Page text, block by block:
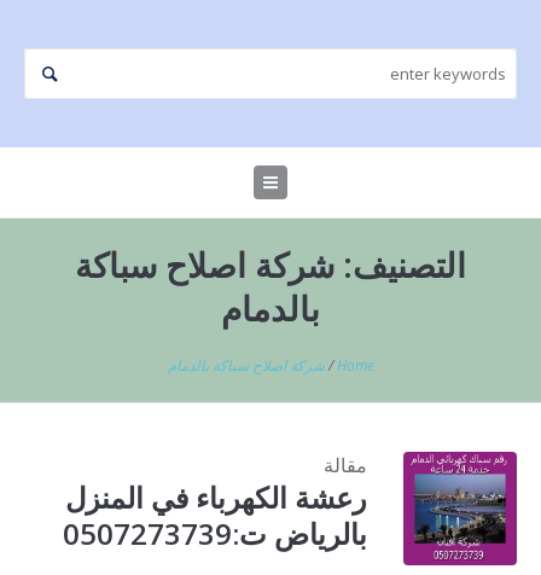
التصنيف: شركة اصلاح سباكة
بالدمام
Home
/شركة اصلاح سباكة بالدمام
مقالة
رعشة الكهرباء في المنزل
بالرياض ت:0507273739